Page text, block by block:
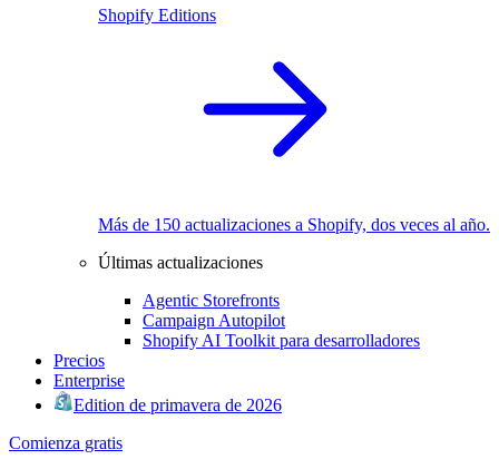
Shopify Editions
Más de 150 actualizaciones a Shopify, dos veces al año.
Últimas actualizaciones
Agentic Storefronts
Campaign Autopilot
Shopify AI Toolkit para desarrolladores
Precios
Enterprise
Edition de primavera de 2026
Comienza gratis